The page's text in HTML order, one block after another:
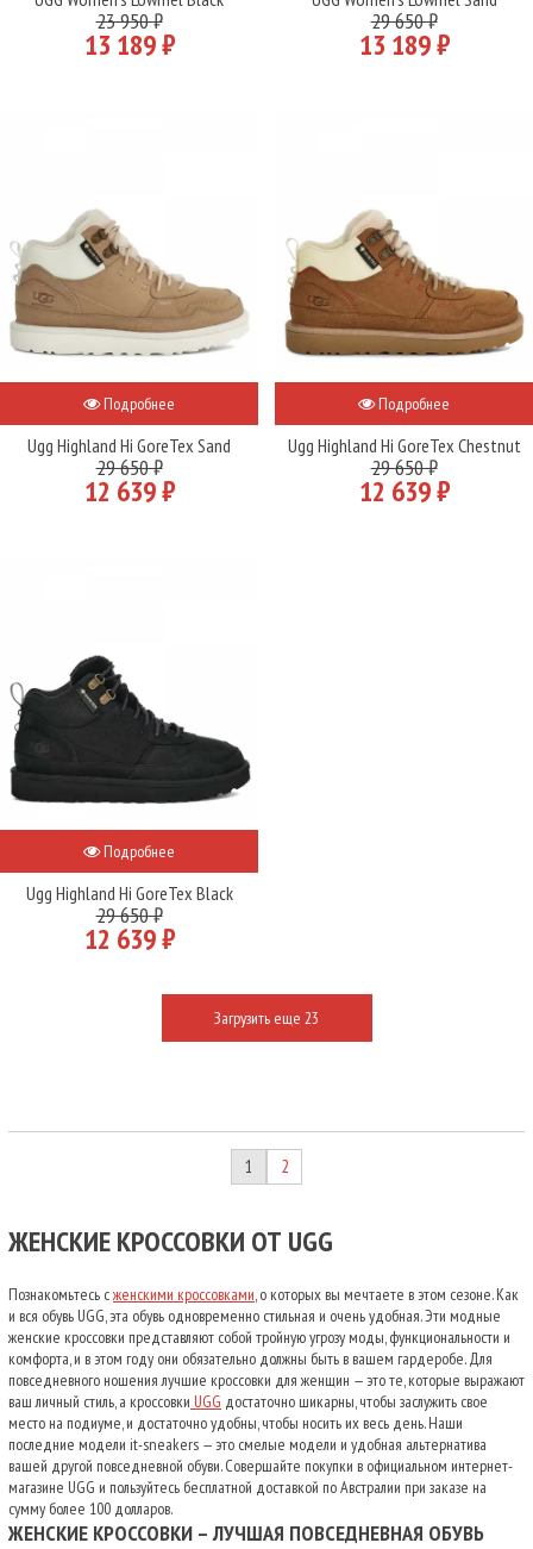
23 950 ₽
13 189 ₽
29 650 ₽
13 189 ₽
Подробнее
Ugg Highland Hi GoreTex Sand
29 650 ₽
12 639 ₽
Подробнее
Ugg Highland Hi GoreTex Chestnut
29 650 ₽
12 639 ₽
Подробнее
Ugg Highland Hi GoreTex Black
29 650 ₽
12 639 ₽
Загрузить еще 23
1 2
ЖЕНСКИЕ КРОССОВКИ ОТ UGG
Познакомьтесь сженскими кроссовками, о которых вы мечтаете в этом сезоне. Как
и вся обувь UGG, эта обувь одновременно стильная и очень удобная. Эти модные
женские кроссовки представляют собой тройную угрозу моды, функциональности и
комфорта, и в этом году они обязательно должны быть в вашем гардеробе. Для
повседневного ношения лучшие кроссовки для женщин — это те, которые выражают
ваш личный стиль, а кроссовки UGG достаточно шикарны, чтобы заслужить свое
место на подиуме, и достаточно удобны, чтобы носить их весь день. Наши
последние модели it-sneakers — это смелые модели и удобная альтернатива
вашей другой повседневной обуви. Совершайте покупки в официальном интернет-
магазине UGG и пользуйтесь бесплатной доставкой по Австралии при заказе на
сумму более 100 долларов.
ЖЕНСКИЕ КРОССОВКИ – ЛУЧШАЯ ПОВСЕДНЕВНАЯ ОБУВЬ